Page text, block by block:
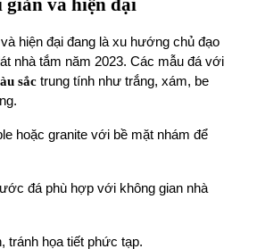
giản và hiện đại
và hiện đại đang là xu hướng chủ đạo
nhà tắm năm 2023. Các mẫu đá với
sắc trung tính như trắng, xám, be
hoặc granite với bề mặt nhám để
đá phù hợp với không gian nhà
tránh họa tiết phức tạp.